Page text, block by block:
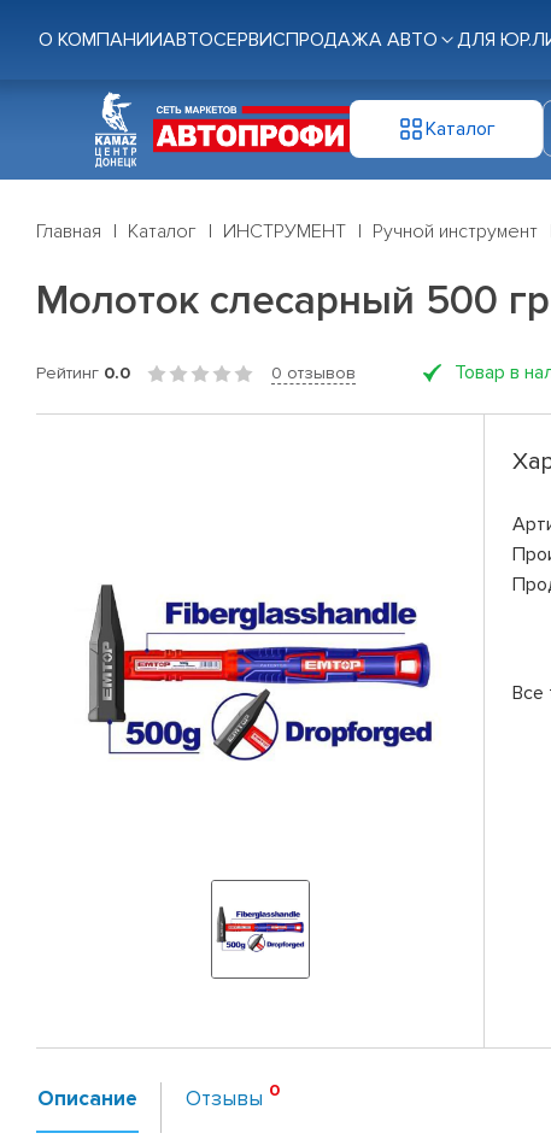
О КОМПАНИИАВТОСЕРВИСПРОДАЖА АВТО ДЛЯ
Каталог
Главная Каталог ИНСТРУМЕНТ Ручной инструмент
Молоток слесарный 500 гр
Рейтинг 0.0 0 отзывов Товар в
Все
Описание Отзывы